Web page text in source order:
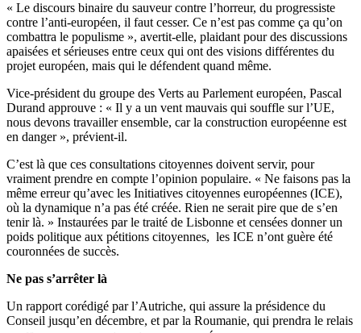
« Le discours binaire du sauveur contre l’horreur, du progressiste
contre l’anti-européen, il faut cesser. Ce n’est pas comme ça qu’on
combattra le populisme », avertit-elle, plaidant pour des discussions
apaisées et sérieuses entre ceux qui ont des visions différentes du
projet européen, mais qui le défendent quand même.
Vice-président du groupe des Verts au Parlement européen, Pascal
Durand approuve : « Il y a un vent mauvais qui souffle sur l’UE,
nous devons travailler ensemble, car la construction européenne est
en danger », prévient-il.
C’est là que ces consultations citoyennes doivent servir, pour
vraiment prendre en compte l’opinion populaire. « Ne faisons pas la
même erreur qu’avec les Initiatives citoyennes européennes (ICE),
où la dynamique n’a pas été créée. Rien ne serait pire que de s’en
tenir là. » Instaurées par le traité de Lisbonne et censées donner un
poids politique aux pétitions citoyennes, les ICE n’ont guère été
couronnées de succès.
Ne pas s’arrêter là
Un rapport corédigé par l’Autriche, qui assure la présidence du
Conseil jusqu’en décembre, et par la Roumanie, qui prendra le relais